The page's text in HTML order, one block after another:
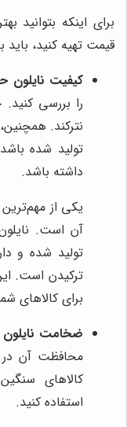
برای اینکه بتوانید
قیمت تهیه کنید،
کیفیت نایلون
را بررسی
نترکند.
تولید شده
داشته باشد.
یکی از مهم‌ترین
آن است.
تولید شده و
ترکیدن است.
برای کالاهای
ضخامت نایلون
محافظت آن در
کالاهای
استفاده کنید.